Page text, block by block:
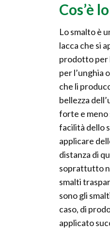
Cos’è
Lo smalto è
lacca che si
prodotto per
per l’unghia
che li
bellezza
forte e meno
facilità dello
applicare
distanza di
soprattutto
smalti
sono gli
caso, di
applicato